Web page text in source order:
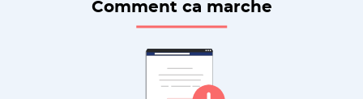
Comment ca marche